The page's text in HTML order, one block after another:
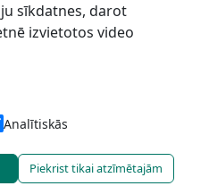
norādīto e-pasta adresi.
sīkdatnes, darot
izvietotos video
Analītiskās
Piekrist tikai atzīmētajām